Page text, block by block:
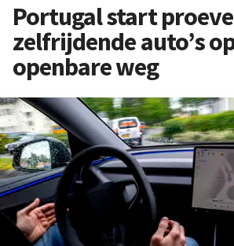
Portugal start
zelfrijdende auto’s
openbare weg